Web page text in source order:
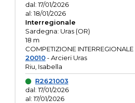
dal: 17/01/2026
al: 18/01/2026
Interregionale
Sardegna: Uras (OR)
18 m
COMPETIZIONE INTERREGIONALE
20010- Arcieri Uras
Riu, Isabella
R2621003
dal: 17/01/2026
al: 17/01/2026